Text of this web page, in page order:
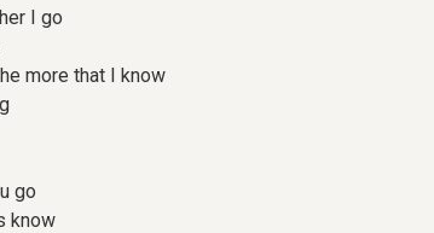
I go
more that I know
go
know